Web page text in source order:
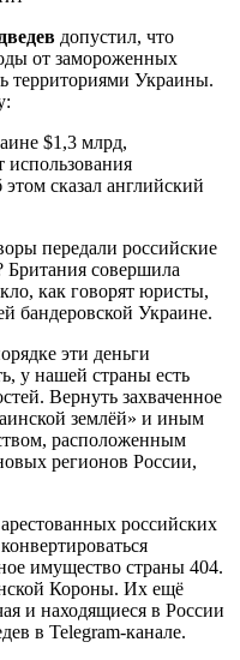
допустил, что
от замороженных
территориями Украины.
$1,3 млрд,
использования
сказал английский
передали российские
Британия совершила
как говорят юристы,
бандеровской Украине.
эти деньги
у нашей страны есть
Вернуть захваченное
землёй» и иным
расположенным
регионов России,
российских
имущество страны 404.
Короны. Их ещё
и находящиеся в России
в Telegram-канале.